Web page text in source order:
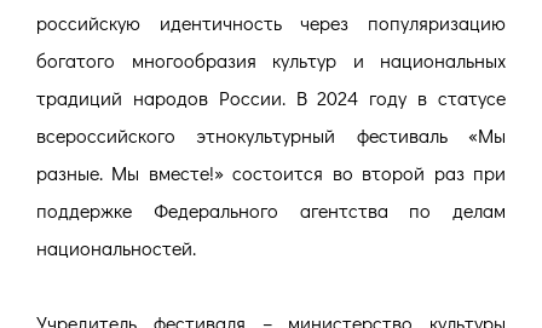
российскую идентичность через популяризацию
богатого многообразия культур и национальных
традиций народов России. В 2024 году в статусе
всероссийского этнокультурный фестиваль «Мы
разные. Мы вместе!» состоится во второй раз при
поддержке Федерального агентства по делам
национальностей.
Учредитель фестиваля – министерство культуры